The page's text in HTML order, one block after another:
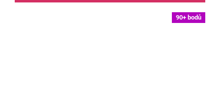
90+ bodů